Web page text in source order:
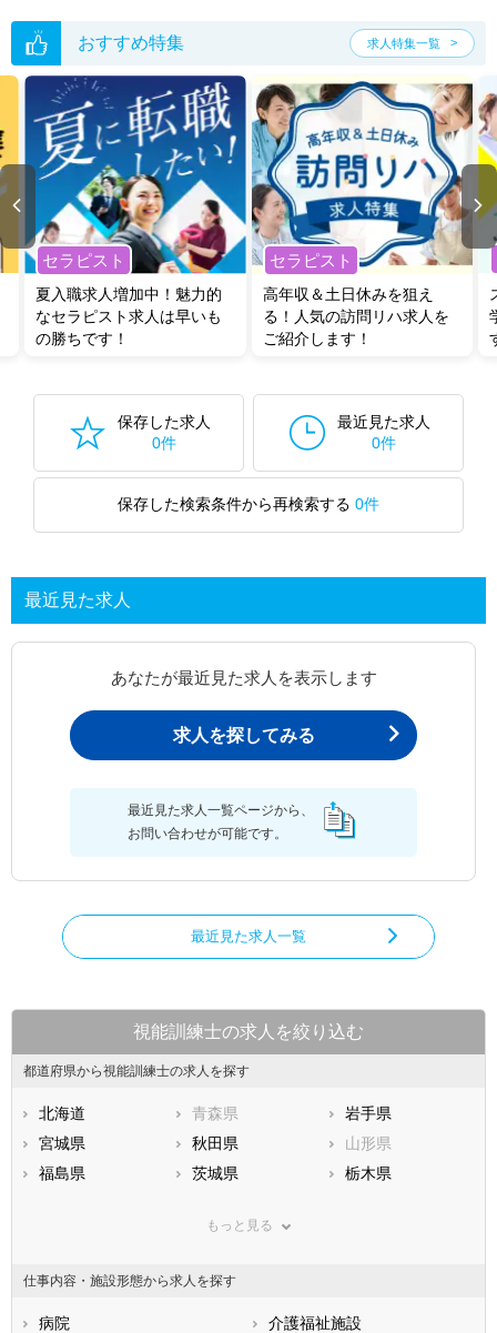
おすすめ特集 求人特集一覧
セラピスト
夏入職求人増加中！魅力的
なセラピスト求人は早いも
の勝ちです！
セラピスト
高年収＆土日休みを狙え
る！人気の訪問リハ求人を
ご紹介します！
保存した求人
0件
最近見た求人
0件
保存した検索条件から再検索する 0件
最近見た求人
あなたが最近見た求人を表示します
求人を探してみる
最近見た求人一覧ページから、
お問い合わせが可能です。
最近見た求人一覧
視能訓練士の求人を絞り込む
都道府県から視能訓練士の求人を探す
北海道 青森県
岩手県
宮城県
秋田県
山形県
福島県
茨城県
栃木県
神奈川県
石川県
福井県
静岡県
三重県
もっと見る
仕事内容・施設形態から求人を探す
病院
介護福祉施設